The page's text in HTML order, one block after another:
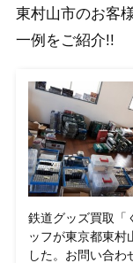
東村山市のお客
一例をご紹介!!
鉄道グッズ買取「
ッフが東京都東村
した。お問い合わ